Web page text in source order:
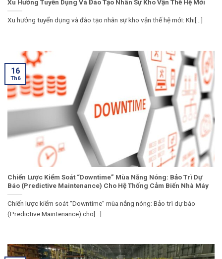
Xu Hướng Tuyển Dụng Và Đào Tạo Nhân Sự Kho Vận Thế Hệ Mới
Xu hướng tuyển dụng và đào tạo nhân sự kho vận thế hệ mới: Khi[...]
Chiến Lược Kiểm Soát “Downtime” Mùa Nắng Nóng: Bảo Trì Dự
Báo (Predictive Maintenance) Cho Hệ Thống Cảm Biến Nhà Máy
Chiến lược kiểm soát “Downtime” mùa nắng nóng: Bảo trì dự báo
(Predictive Maintenance) cho[...]
16
Th6